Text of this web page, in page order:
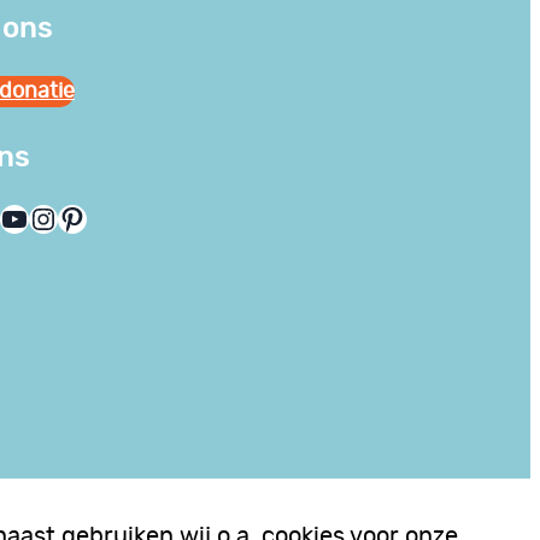
YouTube InstagramPinterest